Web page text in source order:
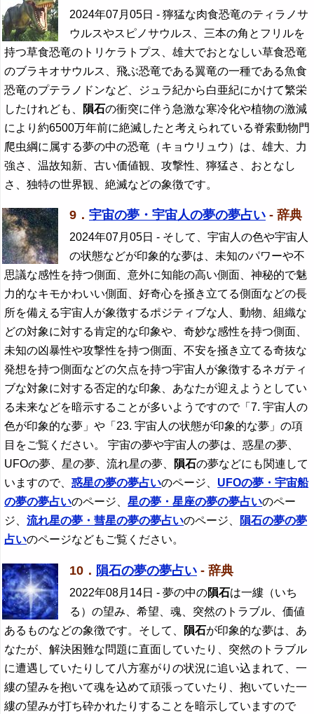
2024年07月05日 - 獰猛な肉食恐竜のティラノサ
ウルスやスピノサウルス、三本の角とフリルを
持つ草食恐竜のトリケラトプス、雄大でおとなしい草食恐竜
のブラキオサウルス、飛ぶ恐竜である翼竜の一種である魚食
恐竜のプテラノドンなど、ジュラ紀から白亜紀にかけて繁栄
したけれども、
隕石の衝突に伴う急激な寒冷化や植物の激減
により約6500万年前に絶滅したと考えられている脊索動物門
爬虫綱に属する夢の中の恐竜（キョウリュウ）は、雄大、力
強さ、温故知新、古い価値観、攻撃性、獰猛さ、おとなし
さ、独特の世界観、絶滅などの象徴です。
9． 宇宙の夢・宇宙人の夢の夢占い - 辞典
2024年07月05日 - そして、宇宙人の色や宇宙人
の状態などが印象的な夢は、未知のパワーや不
思議な感性を持つ側面、意外に知能の高い側面、神秘的で魅
力的なキモかわいい側面、好奇心を掻き立てる側面などの長
所を備える宇宙人が象徴するポジティブな人、動物、組織な
どの対象に対する肯定的な印象や、奇妙な感性を持つ側面、
未知の凶暴性や攻撃性を持つ側面、不安を掻き立てる奇抜な
発想を持つ側面などの欠点を持つ宇宙人が象徴するネガティ
ブな対象に対する否定的な印象、あなたが迎えようとしてい
る未来などを暗示することが多いようですので「7. 宇宙人の
色が印象的な夢」や「23. 宇宙人の状態が印象的な夢」の項
目をご覧ください。 宇宙の夢や宇宙人の夢は、惑星の夢、
UFOの夢、星の夢、流れ星の夢、
隕石の夢などにも関連して
いますので、惑星の夢の夢占いのページ、 UFOの夢・宇宙船
の夢の夢占いのページ、星の夢・星座の夢の夢占いのペー
ジ、流れ星の夢・彗星の夢の夢占いのページ、 隕石の夢の夢
占いのページなどもご覧ください。
10． 隕石の夢の夢占い - 辞典
2022年08月14日 - 夢の中の隕石は一縷（いち
る）の望み、希望、魂、突然のトラブル、価値
あるものなどの象徴です。そして、
隕石が印象的な夢は、あ
なたが、解決困難な問題に直面していたり、突然のトラブル
に遭遇していたりして八方塞がりの状況に追い込まれて、一
縷の望みを抱いて魂を込めて頑張っていたり、抱いていた一
縷の望みが打ち砕かれたりすることを暗示していますので